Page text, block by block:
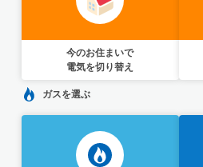
今のお住まいで
電気を切り替え
ガスを選ぶ